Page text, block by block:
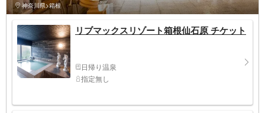
神奈川県>箱根
リブマックスリゾート箱根仙石原 チケット
日帰り温泉
指定無し